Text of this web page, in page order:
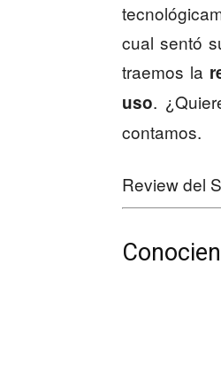
cual sentó
traemos la
uso.
contamos.
Review del